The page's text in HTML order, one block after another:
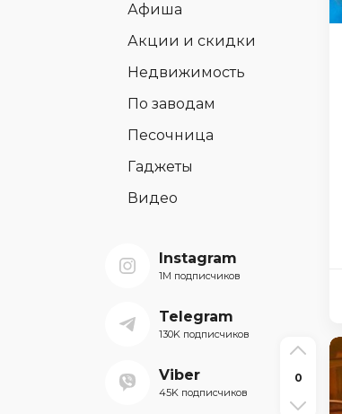
Афиша
Акции и скидки
Недвижимость
По заводам
Песочница
Гаджеты
Видео
Instagram
1M подписчиков
Telegram
130K подписчиков
Viber
45K подписчиков
0